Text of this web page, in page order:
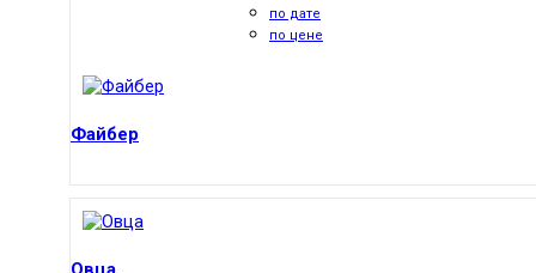
по дате
по цене
Файбер